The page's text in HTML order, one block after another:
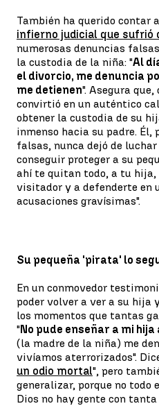
También ha querido contar
infierno judicial que sufrió
numerosas denuncias
la custodia de la niña: "Al
el divorcio, me denuncia
me detienen". Asegura que,
convirtió en un auténtico
obtener la custodia de su
inmenso hacia su padre. Él,
falsas, nunca dejó de
conseguir proteger a su
ahí te quitan todo, a tu hija,
visitador y a defenderte en
acusaciones gravísimas".
Su pequeña 'pirata' lo
En un conmovedor
poder volver a ver a su hija
los momentos que tantas
"No pude enseñar a mi
(la madre de la niña) me
vivíamos aterrorizados".
un odio mortal", pero
generalizar, porque no todo
Dios no hay gente con tanta